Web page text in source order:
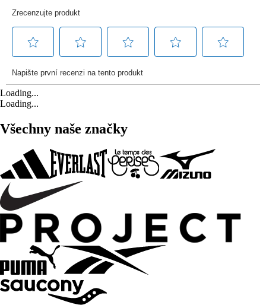
Loading...
Loading...
Všechny naše značky